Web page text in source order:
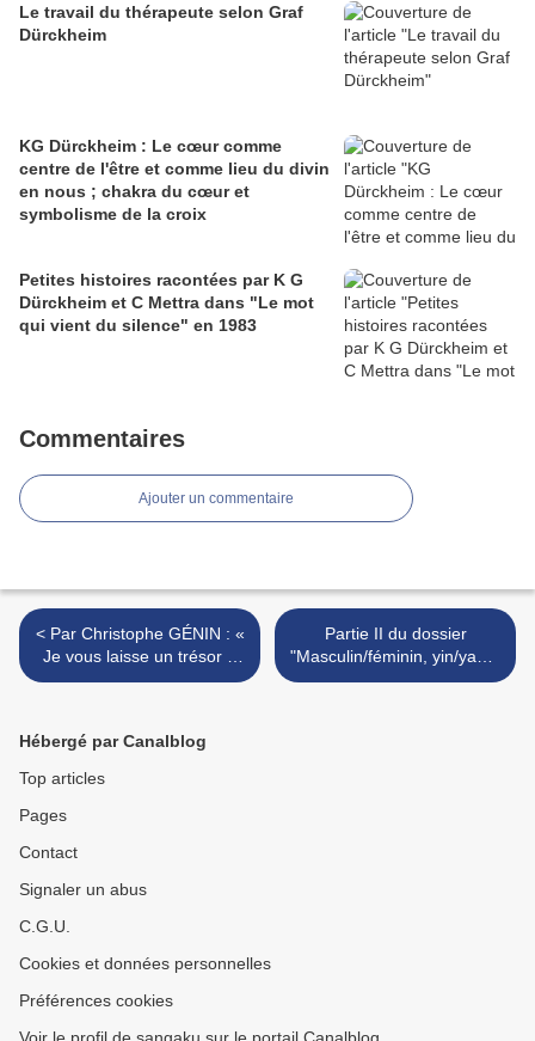
Le travail du thérapeute selon Graf
Dürckheim
KG Dürckheim : Le cœur comme
centre de l'être et comme lieu du divin
en nous ; chakra du cœur et
symbolisme de la croix
Petites histoires racontées par K G
Dürckheim et C Mettra dans "Le mot
qui vient du silence" en 1983
Commentaires
Ajouter un commentaire
< Par Christophe GÉNIN : «
Je vous laisse un trésor »
nous a dit Noro Masamichi
Partie II du dossier
"Masculin/féminin, yin/yang,
animus/anima" textes de J.
Hébergé par Canalblog
Top articles
Pages
Contact
Signaler un abus
C.G.U.
Cookies et données personnelles
Préférences cookies